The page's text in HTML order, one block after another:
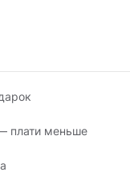
плати меньше